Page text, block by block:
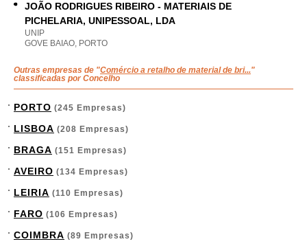
JOÃO RODRIGUES RIBEIRO - MATERIAIS DE
PICHELARIA, UNIPESSOAL, LDA
UNIP
GOVE BAIAO, PORTO
Outras empresas de "Comércio a retalho de material de bri..."
classificadas por Concelho
PORTO (245 Empresas)
LISBOA (208 Empresas)
BRAGA (151 Empresas)
AVEIRO (134 Empresas)
LEIRIA (110 Empresas)
FARO (106 Empresas)
COIMBRA (89 Empresas)